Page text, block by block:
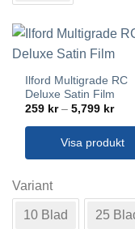
produktsidan
Ilford Multigrade RC
Deluxe Satin Film
259 kr – 5,799 kr
till
Visa produkt
här
produkten
har
Variant
10 Blad 25